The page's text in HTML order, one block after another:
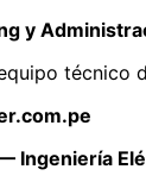
y
técnico
Ingeniería